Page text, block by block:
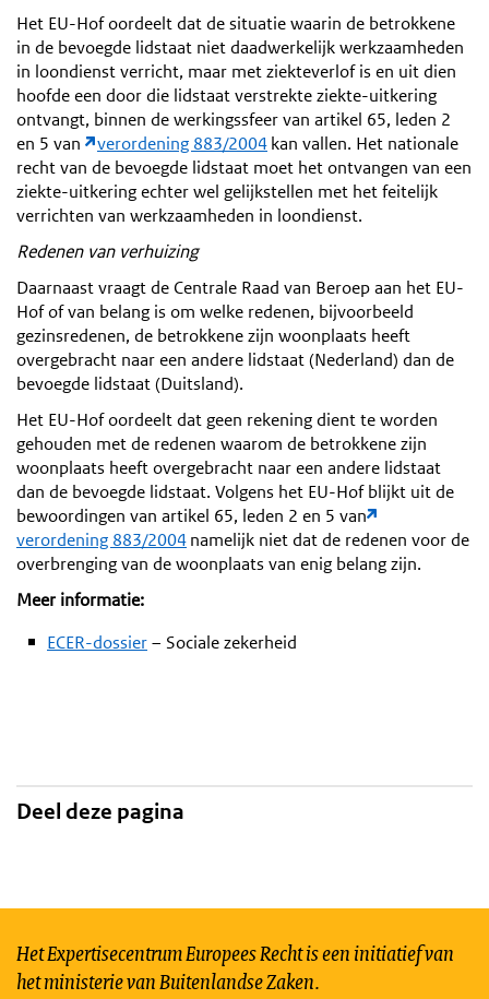
Het EU-Hof oordeelt dat de situatie waarin de betrokkene
in de bevoegde lidstaat niet daadwerkelijk werkzaamheden
in loondienst verricht, maar met ziekteverlof is en uit dien
hoofde een door die lidstaat verstrekte ziekte-uitkering
ontvangt, binnen de werkingssfeer van artikel 65, leden 2
en 5 van
verordening 883/2004kan vallen. Het nationale
recht van de bevoegde lidstaat moet het ontvangen van een
ziekte-uitkering echter wel gelijkstellen met het feitelijk
verrichten van werkzaamheden in loondienst.
Redenen van verhuizing
Daarnaast vraagt de Centrale Raad van Beroep aan het EU-
Hof of van belang is om welke redenen, bijvoorbeeld
gezinsredenen, de betrokkene zijn woonplaats heeft
overgebracht naar een andere lidstaat (Nederland) dan de
bevoegde lidstaat (Duitsland).
Het EU-Hof oordeelt dat geen rekening dient te worden
gehouden met de redenen waarom de betrokkene zijn
woonplaats heeft overgebracht naar een andere lidstaat
dan de bevoegde lidstaat. Volgens het EU-Hof blijkt uit de
bewoordingen van artikel 65, leden 2 en 5 van
verordening 883/2004namelijk niet dat de redenen voor de
overbrenging van de woonplaats van enig belang zijn.
Meer informatie:
ECER-dossier– Sociale zekerheid
Deel deze pagina
Het Expertisecentrum Europees Recht is een initiatief van
het ministerie van Buitenlandse Zaken.